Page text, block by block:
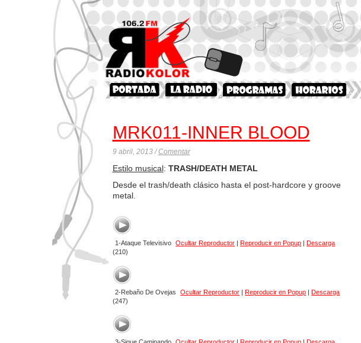
MRK011-INNER BLOOD
9 abril, 2013 /Comentar
Estilo musical: TRASH/DEATH METAL
Desde el trash/death clásico hasta el post-hardcore y groove
metal.
1-Ataque Televisivo Ocultar Reproductor |Reproducir en Popup |Descarga
(210)
2-Rebaño De Ovejas Ocultar Reproductor |Reproducir en Popup |Descarga
(247)
3-Sigue Caminando Ocultar Reproductor |Reproducir en Popup |Descarga